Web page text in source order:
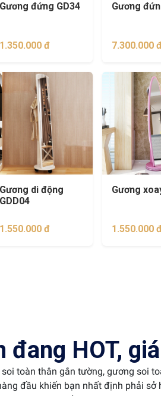
Gương đứng GD34
1.350.000 đ
Gương
7.300.000
Gương di động
GDD04
1.550.000 đ
Gương
1.550.000
HOT,
toàn thân gắn tường, gương soi
đầu khiến bạn nhất định phải